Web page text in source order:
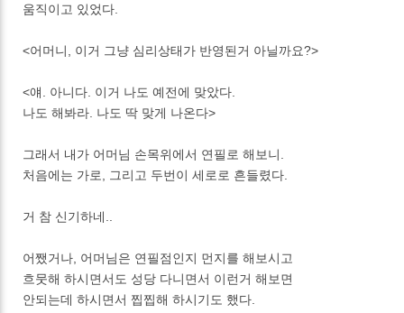
움직이고 있었다.
<어머니, 이거 그냥 심리상태가 반영된거 아닐까요?>
<얘. 아니다. 이거 나도 예전에 맞았다.
나도 해봐라. 나도 딱 맞게 나온다>
그래서 내가 어머님 손목위에서 연필로 해보니.
처음에는 가로, 그리고 두번이 세로로 흔들렸다.
거 참 신기하네..
어쨌거나, 어머님은 연필점인지 먼지를 해보시고
흐뭇해 하시면서도 성당 다니면서 이런거 해보면
안되는데 하시면서 찝찝해 하시기도 했다.